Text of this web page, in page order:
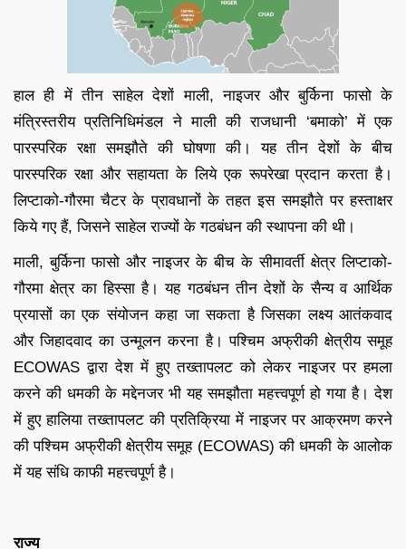
हाल ही में तीन साहेल देशों माली, नाइजर और बुर्किना फासो के
मंत्रिस्तरीय प्रतिनिधिमंडल ने माली की राजधानी ‘बमाको’ में एक
पारस्परिक रक्षा समझौते की घोषणा की। यह तीन देशों के बीच
पारस्परिक रक्षा और सहायता के लिये एक रूपरेखा प्रदान करता है।
लिप्टाको-गौरमा चैटर के प्रावधानों के तहत इस समझौते पर हस्ताक्षर
किये गए हैं, जिसने साहेल राज्यों के गठबंधन की स्थापना की थी।
माली, बुर्किना फासो और नाइजर के बीच के सीमावर्ती क्षेत्र लिप्टाको-
गौरमा क्षेत्र का हिस्सा है। यह गठबंधन तीन देशों के सैन्य व आर्थिक
प्रयासों का एक संयोजन कहा जा सकता है जिसका लक्ष्य आतंकवाद
और जिहादवाद का उन्मूलन करना है। पश्चिम अफ्रीकी क्षेत्रीय समूह
ECOWAS द्वारा देश में हुए तख्तापलट को लेकर नाइजर पर हमला
करने की धमकी के मद्देनजर भी यह समझौता महत्त्वपूर्ण हो गया है। देश
में हुए हालिया तख्तापलट की प्रतिक्रिया में नाइजर पर आक्रमण करने
की पश्चिम अफ्रीकी क्षेत्रीय समूह (ECOWAS) की धमकी के आलोक
में यह संधि काफी महत्त्वपूर्ण है।
राज्य